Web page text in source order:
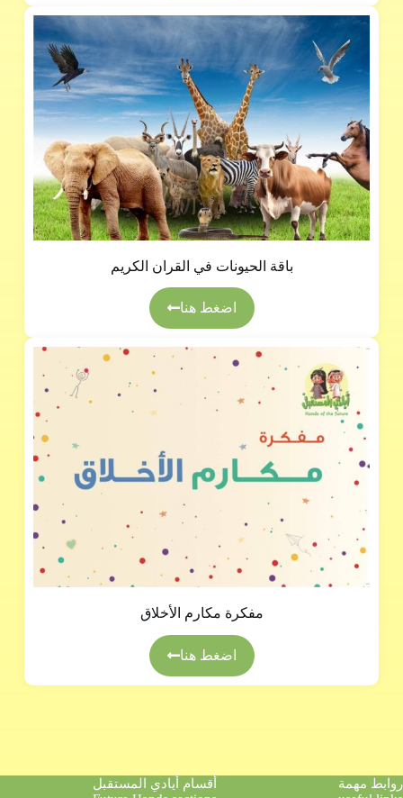
باقة الحيونات في القران الكريم
اضغط هنا
مفكرة مكارم الأخلاق
اضغط هنا
روابط مهمة
أقسام أيادي المستقبل